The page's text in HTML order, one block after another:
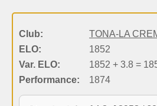
Club:
TONA-LA
ELO:
1852
Var. ELO:
1852 + 3.8 =
Performance:
1874